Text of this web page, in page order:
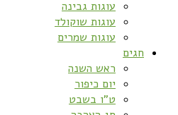
עוגות גבינה
עוגות שוקולד
עוגות שמרים
חגים
ראש השנה
יום כיפור
ט”ו בשבט